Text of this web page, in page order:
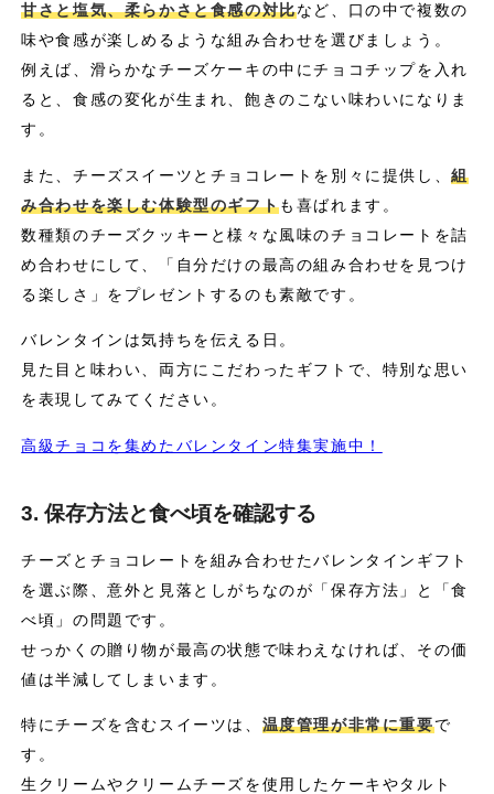
甘さと塩気、柔らかさと食感の対比など、口の中で複数の
味や食感が楽しめるような組み合わせを選びましょう。
例えば、滑らかなチーズケーキの中にチョコチップを入れ
ると、食感の変化が生まれ、飽きのこない味わいになりま
す。
また、チーズスイーツとチョコレートを別々に提供し、組
み合わせを楽しむ体験型のギフトも喜ばれます。
数種類のチーズクッキーと様々な風味のチョコレートを詰
め合わせにして、「自分だけの最高の組み合わせを見つけ
る楽しさ」をプレゼントするのも素敵です。
バレンタインは気持ちを伝える日。
見た目と味わい、両方にこだわったギフトで、特別な思い
を表現してみてください。
高級チョコを集めたバレンタイン特集実施中！
3. 保存方法と食べ頃を確認する
チーズとチョコレートを組み合わせたバレンタインギフト
を選ぶ際、意外と見落としがちなのが「保存方法」と「食
べ頃」の問題です。
せっかくの贈り物が最高の状態で味わえなければ、その価
値は半減してしまいます。
特にチーズを含むスイーツは、 温度管理が非常に重要で
す。
生クリームやクリームチーズを使用したケーキやタルト